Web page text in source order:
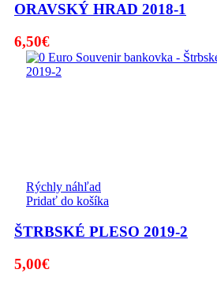
ORAVSKÝ HRAD 2018-1
6,50€
Rýchly náhľad
Pridať do košíka
ŠTRBSKÉ PLESO 2019-2
5,00€